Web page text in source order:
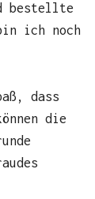
bestellte
ich noch
dass
die